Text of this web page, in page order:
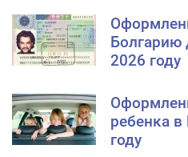
Болгарию
2026 году
ребенка
году